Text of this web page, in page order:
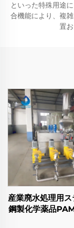
といった特殊用途
合機能により、複
置
産業廃水処理用
鋼製化学薬品